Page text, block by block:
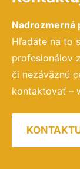
Nadrozmerná
Hľadáte na to
profesionálov
či nezáväznú
kontaktovať –